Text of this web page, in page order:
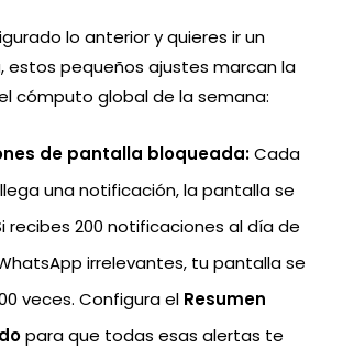
lo anterior y quieres ir un
estos pequeños ajustes marcan la
cómputo global de la semana:
de pantalla bloqueada:Cada
una notificación, la pantalla se
recibes 200 notificaciones al día de
irrelevantes, tu pantalla se
veces. Configura el Resumen
para que todas esas alertas te